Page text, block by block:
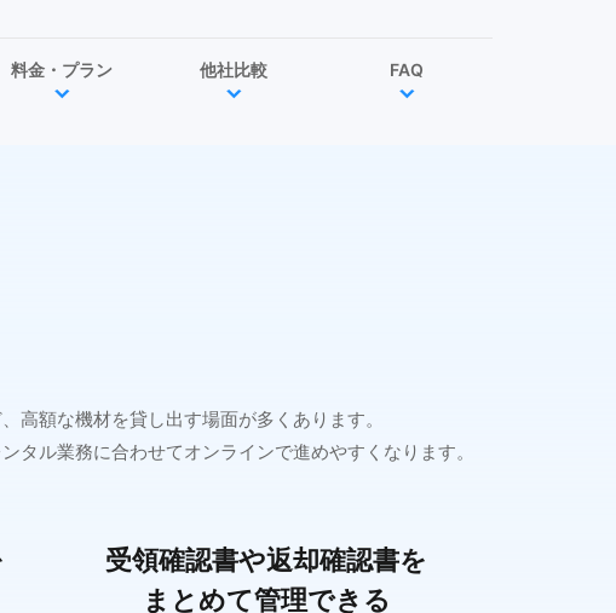
料金・プラン 他社比較 FAQ
高額な機材を貸し出す場面が多くあります。
ル業務に合わせてオンラインで進めやすくなります。
受領確認書や返却確認書を
まとめて管理できる